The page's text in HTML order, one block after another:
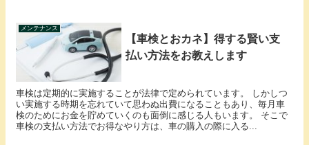
メンテナンス
【車検とおカネ】得する賢い支
払い方法をお教えします
車検は定期的に実施することが法律で定められています。 しかしつ
い実施する時期を忘れていて思わぬ出費になることもあり、毎月車
検のためにお金を貯めていくのも面倒に感じる人もいます。 そこで
車検の支払い方法でお得なやり方は、車の購入の際に入る...